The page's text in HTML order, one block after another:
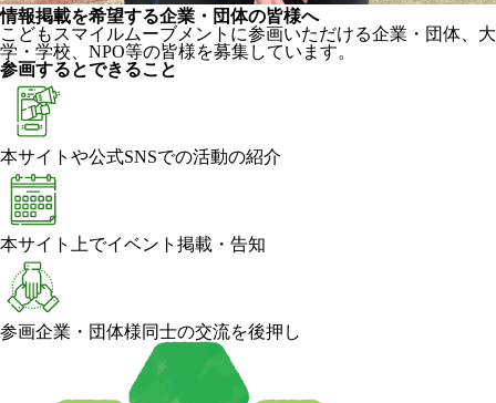
情報掲載を希望する企業・団体の皆様へ
こどもスマイルムーブメントに参画いただける企業・団体、大
学・学校、NPO等の皆様を募集しています。
参画するとできること
本サイトや公式SNSでの活動の紹介
本サイト上でイベント掲載・告知
参画企業・団体様同士の交流を後押し